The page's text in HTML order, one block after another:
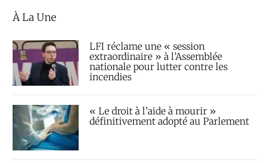
À La Une
LFI réclame une « session
extraordinaire » à l’Assemblée
nationale pour lutter contre les
incendies
« Le droit à l’aide à mourir »
définitivement adopté au Parlement